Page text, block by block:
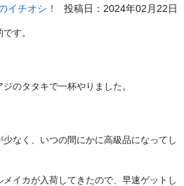
イチオシ！ 投稿日：2024年02月22日
す。
のタタキで一杯やりました。
なく、いつの間にかに高級品になってし
イカが入荷してきたので、早速ゲットし